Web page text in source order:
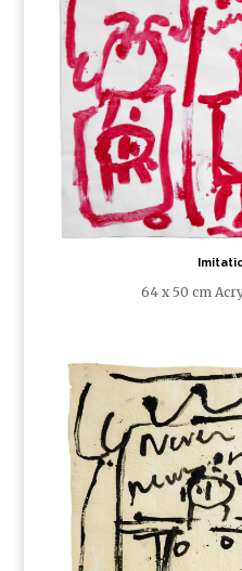
64 x 50 cm